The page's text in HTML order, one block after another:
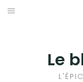
Aller
Le